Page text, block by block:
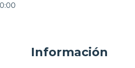
Información